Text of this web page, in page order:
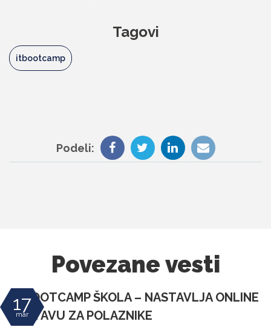
Tagovi
itbootcamp
Podeli:
Povezane vesti
17
mar
IT BOOTCAMP ŠKOLA – NASTAVLJA ONLINE
NASTAVU ZA POLAZNIKE